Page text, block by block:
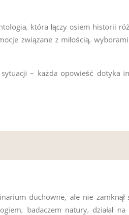
która łączy osiem historii
związane z miłością,
– każda opowieść dotyka
duchowne, ale nie zamknął
badaczem natury, działał na